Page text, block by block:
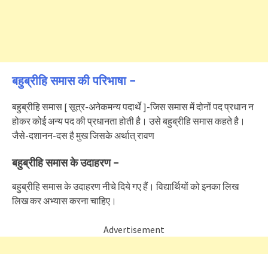
बहुब्रीहि समास की परिभाषा –
बहुब्रीहि समास [ सूत्र-अनेकमन्य पदार्थे ]-जिस समास में दोनों पद प्रधान न
होकर कोई अन्य पद की प्रधानता होती है। उसे बहुब्रीहि समास कहते है।
जैसे-दशानन-दस है मुख जिसके अर्थात् रावण
बहुब्रीहि समास के उदाहरण –
बहुब्रीहि समास के उदाहरण नीचे दिये गए हैं। विद्यार्थियों को इनका लिख
लिख कर अभ्यास करना चाहिए।
Advertisement